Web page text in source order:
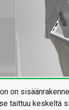
on
taittuu keskeltä